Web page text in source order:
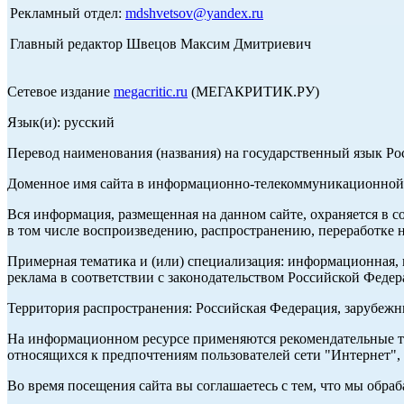
Рекламный отдел: mdshvetsov@yandex.ru
Главный редактор Швецов Максим Дмитриевич
Сетевое издание megacritic.ru (МЕГАКРИТИК.РУ)
Язык(и): русский
Перевод наименования (названия) на государственный язык
Доменное имя сайта в информационно-
Вся информация, размещенная на данном сайте, охраняется в
в том числе воспроизведению, распространению, переработке
Примерная тематика и (или) специализация: информационная,
реклама в соответствии с законодательством Российской
Территория распространения: Российская Федерация,
На информационном ресурсе применяются рекомендательные
относящихся к предпочтениям пользователей сети
Во время посещения сайта вы соглашаетесь с тем, что мы